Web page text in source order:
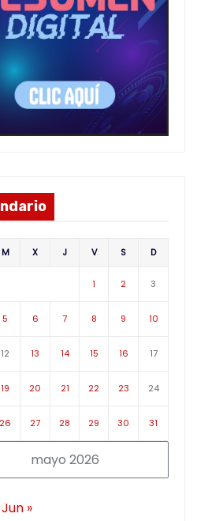
mayo 2026
M X J V S D
1 2 3
5 6 7 8 9 10
12 13 14 15 16 17
19 20 21 22 23 24
26 27 28 29 30 31
Jun »